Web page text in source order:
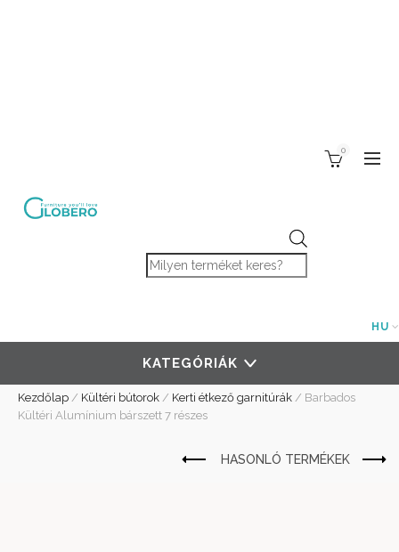
Products search
0
HU
KATEGÓRIÁK
Kezdőlap / Kültéri bútorok / Kerti étkező garnitúrák / Barbados
Kültéri Alumínium bárszett 7 részes